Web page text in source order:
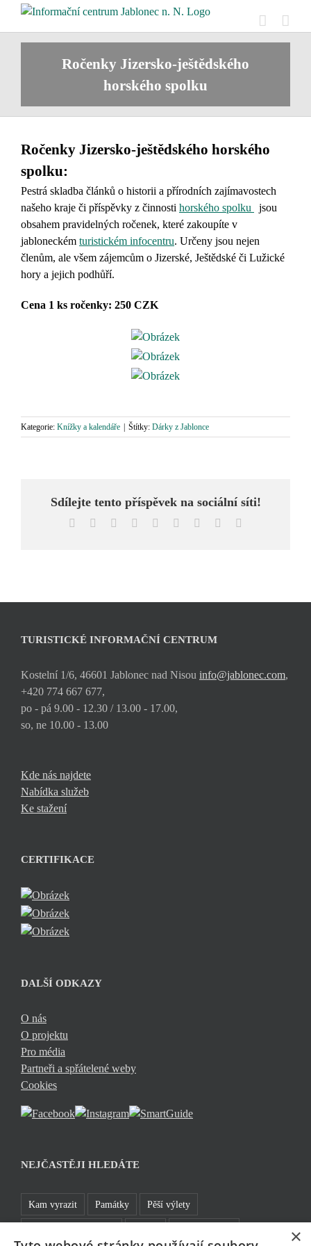
Přeskočit
obsah
Ročenky Jizersko-ještědského
horského spolku
Ročenky Jizersko-ještědského horského
spolku:
Pestrá skladba článků o historii a přírodních zajímavostech
našeho kraje či příspěvky z činnosti horského spolku
jsou
obsahem pravidelných ročenek, které zakoupíte v
jabloneckém turistickém infocentru. Určeny jsou nejen
členům, ale všem zájemcům o Jizerské, Ještědské či Lužické
hory a jejich podhůří.
Cena 1 ks ročenky: 250 CZK
Kategorie: Knížky a kalendáře Štítky: Dárky z Jablonce
Sdílejte tento příspěvek na sociální síti!
Facebook Reddit LinkedInWhatsApp
TumblrPinterest
TURISTICKÉ INFORMAČNÍ CENTRUM
Kostelní 1/6, 46601 Jablonec nad Nisou info@jablonec.com,
+420 774 667 677,
po - pá 9.00 - 12.30 / 13.00 - 17.00,
so, ne 10.00 - 13.00
Kde nás najdete
Nabídka služeb
Ke stažení
CERTIFIKACE
DALŠÍ ODKAZY
O nás
O projektu
Pro média
Partneři a spřátelené weby
Cookies
NEJČASTĚJI HLEDÁTE
Kam vyrazit Památky Pěší výlety
×